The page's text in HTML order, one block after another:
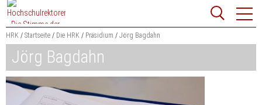
Zum
Content
springen
Suchbegriff
Suchen
HRK Startseite Die HRK Präsidium Jörg Bagdahn
Jörg Bagdahn